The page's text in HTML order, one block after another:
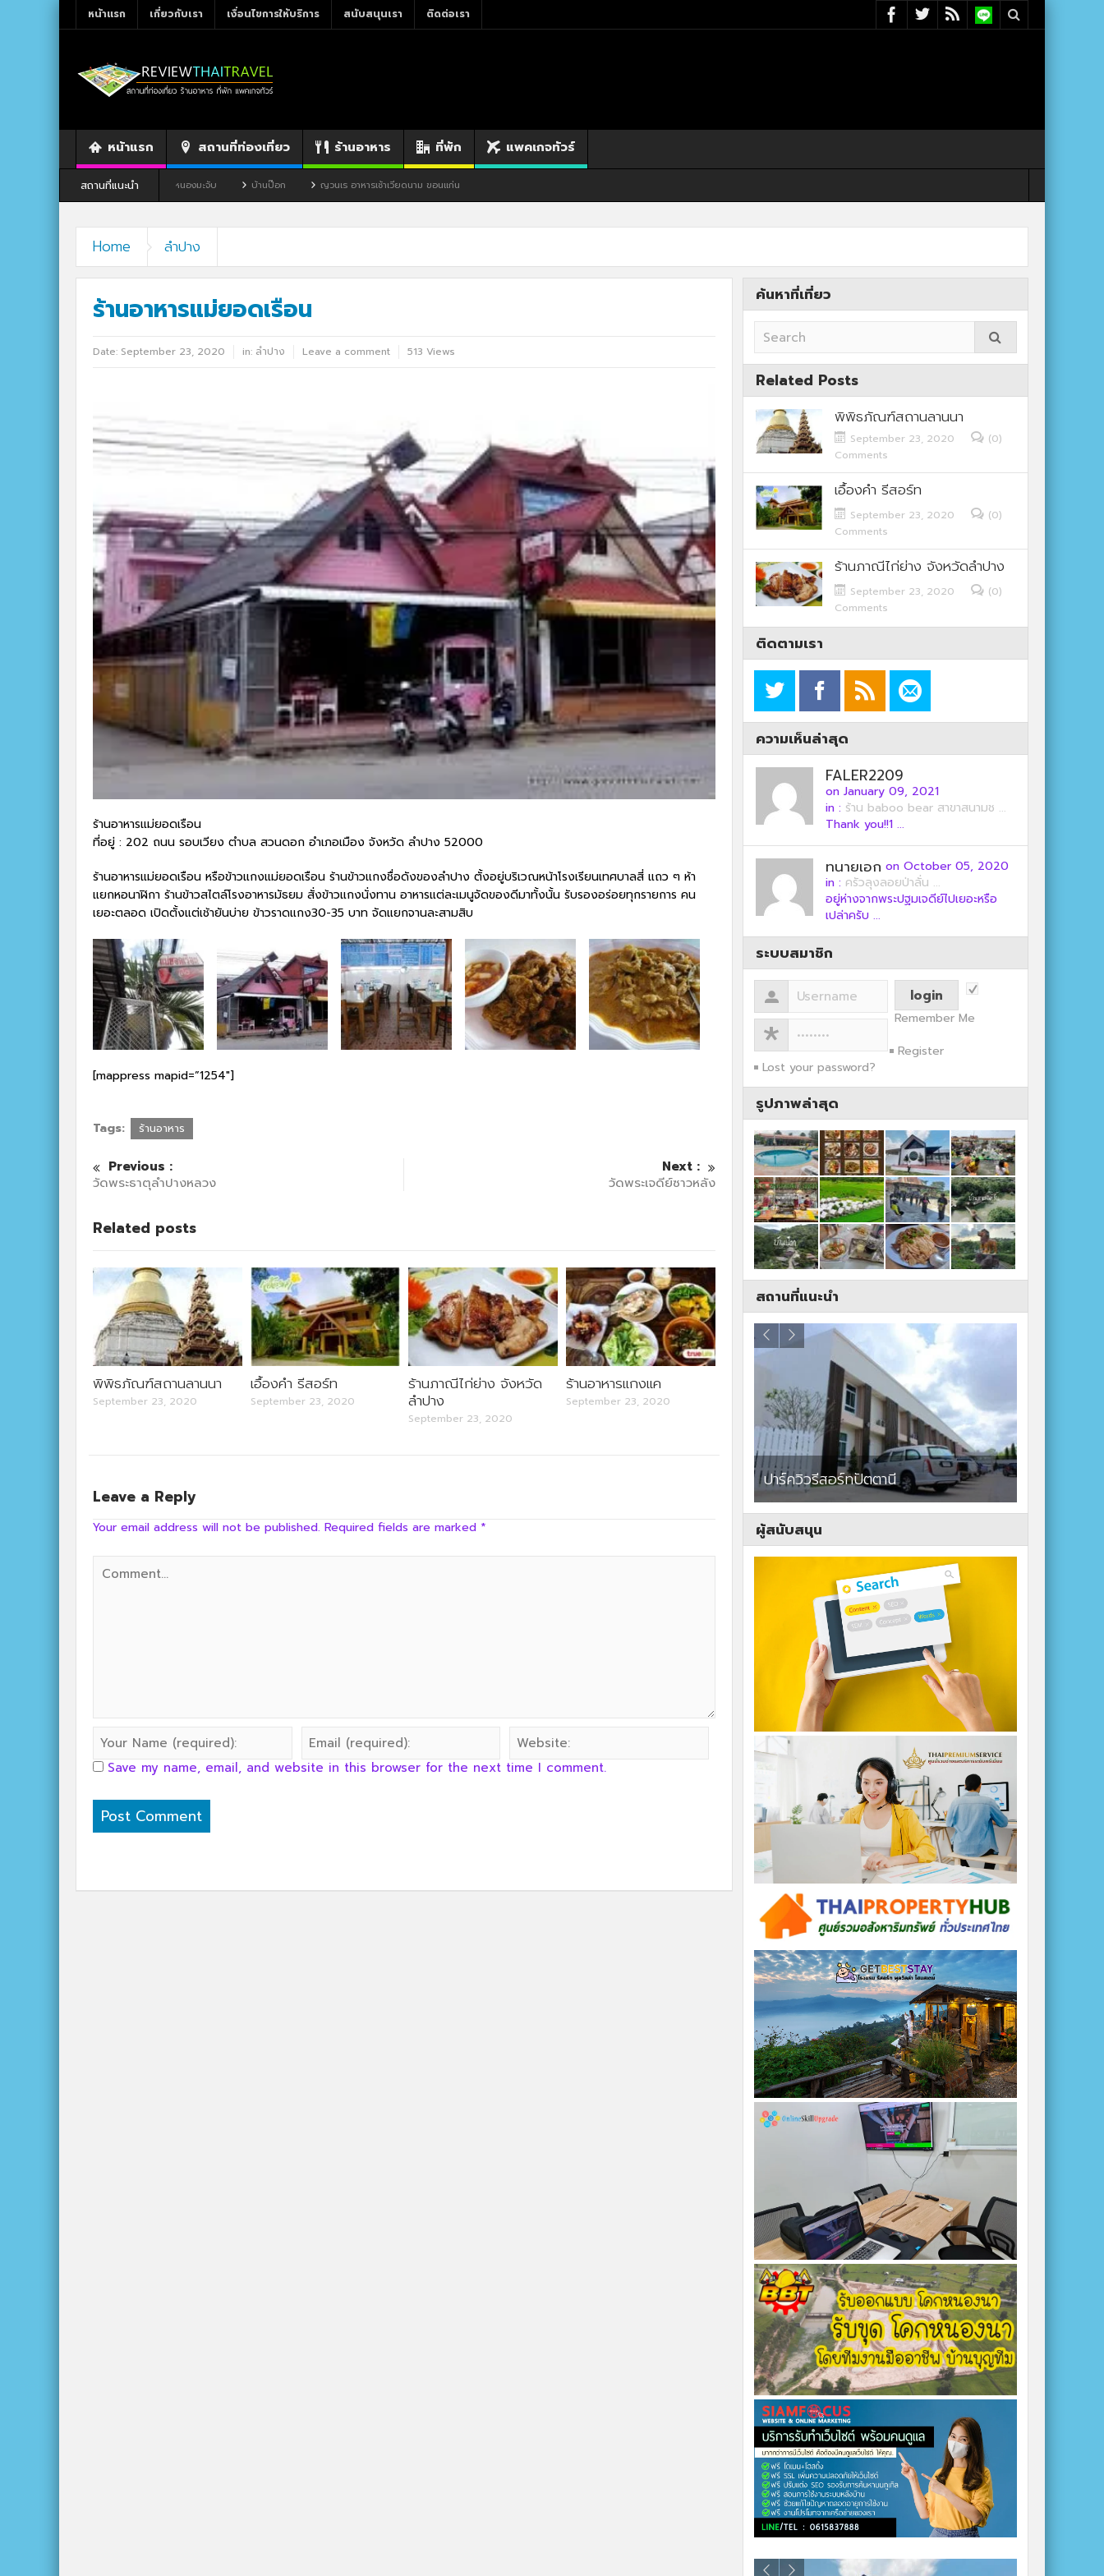
หน้าแรก เกี่ยวกับเรา เงื่อนไขการให้บริการ สนับสนุนเรา ติดต่อเรา
หน้าแรก สถานที่ท่องเที่ยว ร้านอาหาร ที่พัก แพคเกจทัวร์
สถานที่แนะนำ
บ้านหนองมะจับ บ้านป๊อก ญวนเร อาหารเช้าเวียดนาม ขอนแก่น
Home ลำปาง
ร้านอาหารแม่ยอดเรือน
Date: September 23, 2020 in: ลำปาง Leave a comment 513 Views
ร้านอาหารแม่ยอดเรือน
ที่อยู่ : 202 ถนน รอบเวียง ตำบล สวนดอก อำเภอเมือง จังหวัด ลำปาง 52000
ร้านอาหารแม่ยอดเรือน หรือข้าวแกงแม่ยอดเรือน ร้านข้าวแกงชื่อดังของลำปาง ตั้งอยู่บริเวณหน้าโรงเรียนเทศบาลสี่ แถว ๆ ห้า
แยกหอนาฬิกา ร้านข้าวสไตล์โรงอาหารมัธยม สั่งข้าวแกงนั่งทาน อาหารแต่ละเมนูจัดของดีมาทั้งนั้น รับรองอร่อยทุกรายการ คน
เยอะตลอด เปิดตั้งแต่เช้ายันบ่าย ข้าวราดแกง30-35 บาท จัดแยกจานละสามสิบ
[mappress mapid=”1254″]
Tags: ร้านอาหาร
Previous :
วัดพระธาตุลำปางหลวง
Next :
วัดพระเจดีย์ซาวหลัง
Related posts
พิพิธภัณฑ์สถานลานนา
September 23, 2020
เอื้องคำ รีสอร์ท
September 23, 2020
ร้านภาณีไก่ย่าง จังหวัด
ลำปาง
September 23, 2020
ร้านอาหารแกงแค
September 23, 2020
Leave a Reply
Your email address will not be published. Required fields are marked *
Save my name, email, and website in this browser for the next time I comment.
ค้นหาที่เที่ยว
Related Posts
พิพิธภัณฑ์สถานลานนา
September 23, 2020
(0)
Comments
เอื้องคำ รีสอร์ท
September 23, 2020
(0)
Comments
ร้านภาณีไก่ย่าง จังหวัดลำปาง
September 23, 2020
(0)
Comments
ติดตามเรา
ความเห็นล่าสุด
FALER2209
on January 09, 2021
in : ร้าน baboo bear สาขาสนามช ...
Thank you!!1 ...
ทนายเอก on October 05, 2020
in : ครัวลุงลอยป่าลั่น ...
อยู่ห่างจากพระปฐมเจดีย์ไปเยอะหรือ
เปล่าครับ ...
ระบบสมาชิก
Remember Me
Register
Lost your password?
รูปภาพล่าสุด
สถานที่แนะนำ
ปาร์ควิวรีสอร์ทปัตตานี
ผู้สนับสนุน